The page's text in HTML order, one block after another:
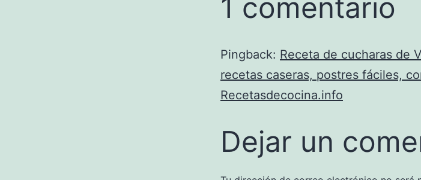
1 comentario
Pingback: Receta de cucharas de
recetas caseras, postres fáciles,
Recetasdecocina.info
Dejar un